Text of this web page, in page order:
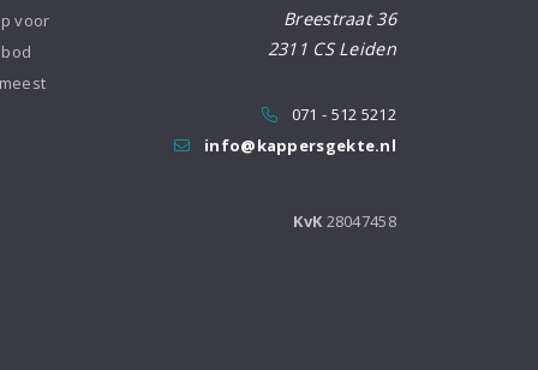
voor
Breestraat 36
2311 CS Leiden
071 - 512 5212
info@kappersgekte.nl
KvK 28047458